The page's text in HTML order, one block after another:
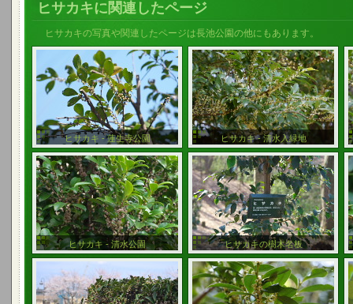
ヒサカキに関連したページ
ヒサカキの写真や関連したページは長池公園の他にもあります。
ヒサカキ - 蓮生寺公園 ヒサカキ - 清水入緑地
ヒサカキ - 清水公園 ヒサカキの樹木名板